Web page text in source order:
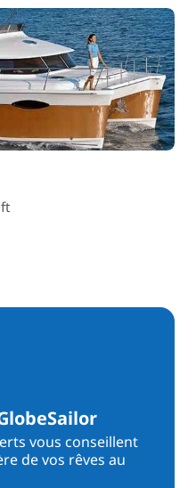
vous conseillent
de vos rêves au